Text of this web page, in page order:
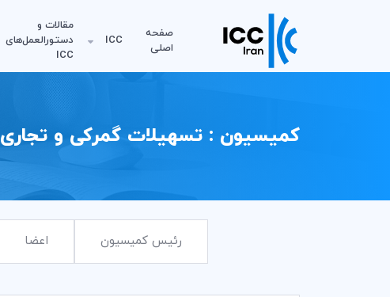
صفحه
اصلی
ICC
مقالات و
دستورالعمل‌های
ICC
کمیسیون : تسهیلات گمرکی و تجاری
رئیس کمیسیون اعضا